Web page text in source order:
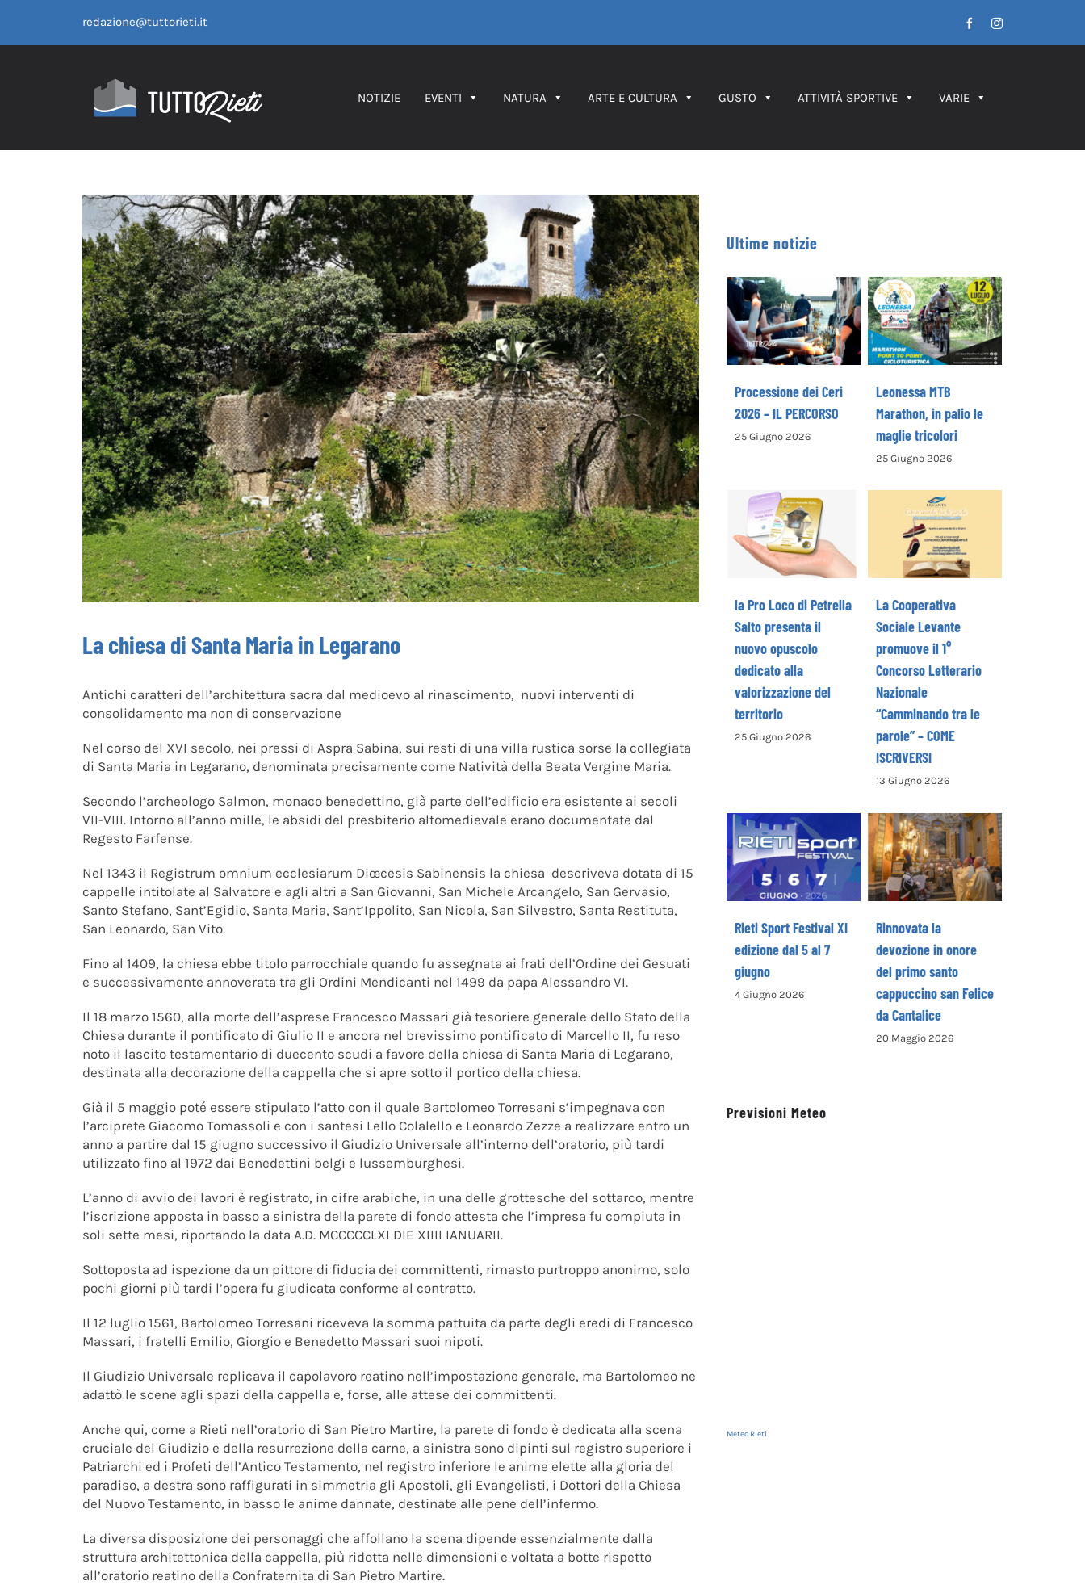
contenuto
redazione@tuttorieti.it FacebookInstagram
NOTIZIE EVENTI NATURA ARTE E CULTURA GUSTO ATTIVITÀ SPORTIVE VARIE
La chiesa di Santa Maria in Legarano
Antichi caratteri dell’architettura sacra dal medioevo al rinascimento, nuovi interventi di
consolidamento ma non di conservazione
Nel corso del XVI secolo, nei pressi di Aspra Sabina, sui resti di una villa rustica sorse la collegiata
di Santa Maria in Legarano, denominata precisamente come Natività della Beata Vergine Maria.
Secondo l’archeologo Salmon, monaco benedettino, già parte dell’edificio era esistente ai secoli
VII-VIII. Intorno all’anno mille, le absidi del presbiterio altomedievale erano documentate dal
Regesto Farfense.
Nel 1343 il Registrum omnium ecclesiarum Diœcesis Sabinensis la chiesa descriveva dotata di 15
cappelle intitolate al Salvatore e agli altri a San Giovanni, San Michele Arcangelo, San Gervasio,
Santo Stefano, Sant’Egidio, Santa Maria, Sant’Ippolito, San Nicola, San Silvestro, Santa Restituta,
San Leonardo, San Vito.
Fino al 1409, la chiesa ebbe titolo parrocchiale quando fu assegnata ai frati dell’Ordine dei Gesuati
e successivamente annoverata tra gli Ordini Mendicanti nel 1499 da papa Alessandro VI.
Il 18 marzo 1560, alla morte dell’asprese Francesco Massari già tesoriere generale dello Stato della
Chiesa durante il pontificato di Giulio II e ancora nel brevissimo pontificato di Marcello II, fu reso
noto il lascito testamentario di duecento scudi a favore della chiesa di Santa Maria di Legarano,
destinata alla decorazione della cappella che si apre sotto il portico della chiesa.
Già il 5 maggio poté essere stipulato l’atto con il quale Bartolomeo Torresani s’impegnava con
l’arciprete Giacomo Tomassoli e con i santesi Lello Colalello e Leonardo Zezze a realizzare entro un
anno a partire dal 15 giugno successivo il Giudizio Universale all’interno dell’oratorio, più tardi
utilizzato fino al 1972 dai Benedettini belgi e lussemburghesi.
L’anno di avvio dei lavori è registrato, in cifre arabiche, in una delle grottesche del sottarco, mentre
l’iscrizione apposta in basso a sinistra della parete di fondo attesta che l’impresa fu compiuta in
soli sette mesi, riportando la data A.D. MCCCCCLXI DIE XIIII IANUARII.
Sottoposta ad ispezione da un pittore di fiducia dei committenti, rimasto purtroppo anonimo, solo
pochi giorni più tardi l’opera fu giudicata conforme al contratto.
Il 12 luglio 1561, Bartolomeo Torresani riceveva la somma pattuita da parte degli eredi di Francesco
Massari, i fratelli Emilio, Giorgio e Benedetto Massari suoi nipoti.
Il Giudizio Universale replicava il capolavoro reatino nell’impostazione generale, ma Bartolomeo ne
adattò le scene agli spazi della cappella e, forse, alle attese dei committenti.
Anche qui, come a Rieti nell’oratorio di San Pietro Martire, la parete di fondo è dedicata alla scena
cruciale del Giudizio e della resurrezione della carne, a sinistra sono dipinti sul registro superiore i
Patriarchi ed i Profeti dell’Antico Testamento, nel registro inferiore le anime elette alla gloria del
paradiso, a destra sono raffigurati in simmetria gli Apostoli, gli Evangelisti, i Dottori della Chiesa
del Nuovo Testamento, in basso le anime dannate, destinate alle pene dell’infermo.
La diversa disposizione dei personaggi che affollano la scena dipende essenzialmente dalla
struttura architettonica della cappella, più ridotta nelle dimensioni e voltata a botte rispetto
all’oratorio reatino della Confraternita di San Pietro Martire.
Ultime notizie
Processione dei
Ceri 2026 – IL
PERCORSO
Processione dei Ceri
2026 – IL PERCORSO
25 Giugno 2026
Leonessa MTB
Marathon, in
palio le maglie
tricolori
Leonessa MTB
Marathon, in palio le
maglie tricolori
25 Giugno 2026
Petrella Salto
presenta il
nuovo opuscolo
dedicato alla
valorizzazione
del territorio
la Pro Loco di Petrella
Salto presenta il
nuovo opuscolo
dedicato alla
valorizzazione del
territorio
25 Giugno 2026
La Cooperativa
Sociale Levante
promuove il 1°
Concorso
Letterario
Nazionale
“Camminando tra
le parole” –
COME ISCRIVERSI
La Cooperativa
Sociale Levante
promuove il 1°
Concorso Letterario
Nazionale
“Camminando tra le
parole” – COME
ISCRIVERSI
13 Giugno 2026
Rieti Sport
Festival XI
edizione dal 5 al
7 giugno
Rieti Sport Festival XI
edizione dal 5 al 7
giugno
4 Giugno 2026
devozione in
onore del primo
santo
cappuccino san
Felice da
Cantalice
Rinnovata la
devozione in onore
del primo santo
cappuccino san Felice
da Cantalice
20 Maggio 2026
Previsioni Meteo
Meteo Rieti